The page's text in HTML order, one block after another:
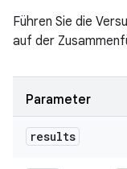
Führen Sie die
auf der
Parameter
results